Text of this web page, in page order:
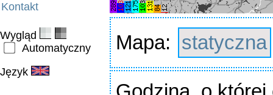
Kontakt
Wygląd
Automatyczny
Język
Mapa: statyczna